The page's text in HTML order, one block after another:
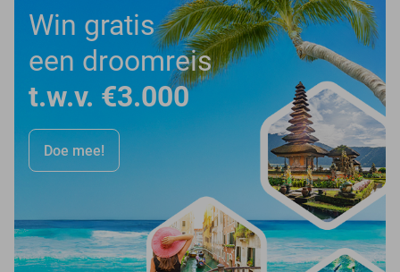
Win gratis
een droomreis
t.w.v. €3.000
Doe mee!